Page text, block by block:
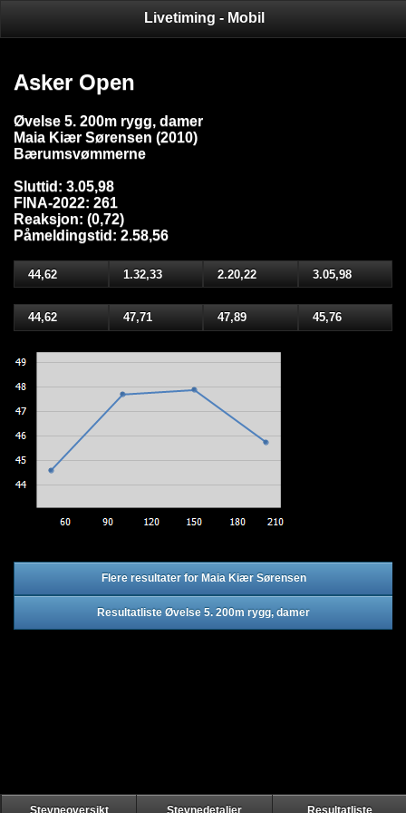
Livetiming - Mobil
Asker Open
Øvelse 5. 200m rygg, damer
Maia Kiær Sørensen (2010)
Bærumsvømmerne
Sluttid: 3.05,98
FINA-2022: 261
Reaksjon: (0,72)
Påmeldingstid: 2.58,56
44,62 1.32,33 2.20,22 3.05,98
44,62 47,71 47,89 45,76
Flere resultater for Maia Kiær Sørensen
Resultatliste Øvelse 5. 200m rygg, damer
Stevneoversikt Stevnedetaljer Resultatliste